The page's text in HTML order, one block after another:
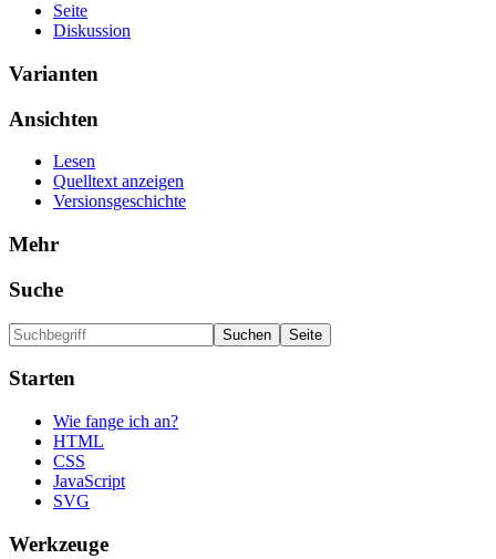
Seite
Diskussion
Varianten
Ansichten
Lesen
Quelltext anzeigen
Versionsgeschichte
Mehr
Suche
Starten
Wie fange ich an?
HTML
CSS
JavaScript
SVG
Werkzeuge